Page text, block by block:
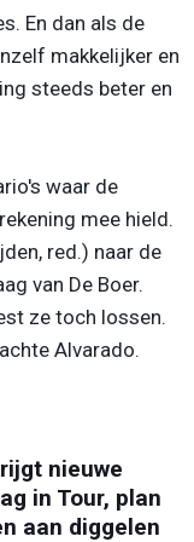
En dan als de
makkelijker en
steeds beter en
waar de
mee hield.
red.) naar de
van De Boer.
ze toch lossen.
Alvarado.
nieuwe
in Tour, plan
aan diggelen